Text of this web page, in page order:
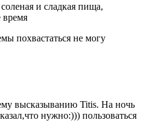
и сладкая пища,
время
похвастаться не могу
высказыванию Titis. На ночь
нужно:))) пользоваться